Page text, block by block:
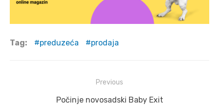
Tag: preduzeća prodaja
navigation
Previous
Previous
Počinje novosadski Baby Exit